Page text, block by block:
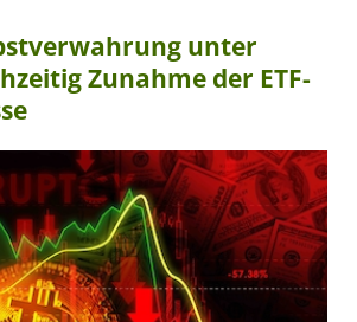
unter
Zunahme der ETF-